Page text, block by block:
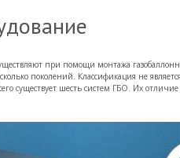
при помощи монтажа
поколений. Классификация не
существует шесть систем ГБО. Их